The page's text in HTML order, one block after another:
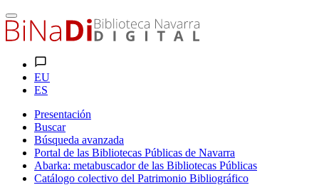
EU
ES
Presentación
Buscar
Búsqueda avanzada
Portal de las Bibliotecas Públicas de Navarra
Abarka: metabuscador de las Bibliotecas Públicas
Catálogo colectivo del Patrimonio Bibliográfico